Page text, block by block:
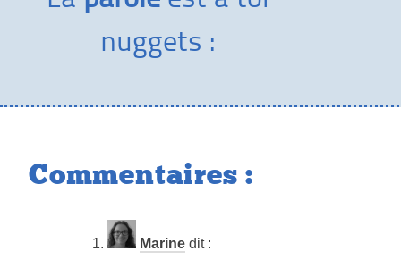
nuggets :
Commentaires :
Marine dit :